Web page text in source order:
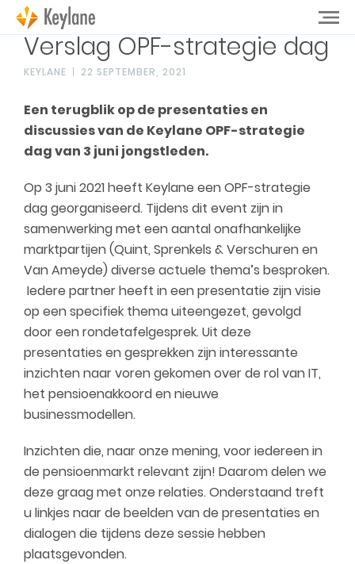
Verslag OPF-strategie dag
KEYLANE 22 SEPTEMBER, 2021
Een terugblik op de presentaties en
discussies van de Keylane OPF-strategie
dag van 3 juni jongstleden.
Op 3 juni 2021 heeft Keylane een OPF-strategie
dag georganiseerd. Tijdens dit event zijn in
samenwerking met een aantal onafhankelijke
marktpartijen (Quint, Sprenkels & Verschuren en
Van Ameyde) diverse actuele thema’s besproken.
Iedere partner heeft in een presentatie zijn visie
op een specifiek thema uiteengezet, gevolgd
door een rondetafelgesprek. Uit deze
presentaties en gesprekken zijn interessante
inzichten naar voren gekomen over de rol van IT,
het pensioenakkoord en nieuwe
businessmodellen.
Inzichten die, naar onze mening, voor iedereen in
de pensioenmarkt relevant zijn! Daarom delen we
deze graag met onze relaties. Onderstaand treft
u linkjes naar de beelden van de presentaties en
dialogen die tijdens deze sessie hebben
plaatsgevonden.